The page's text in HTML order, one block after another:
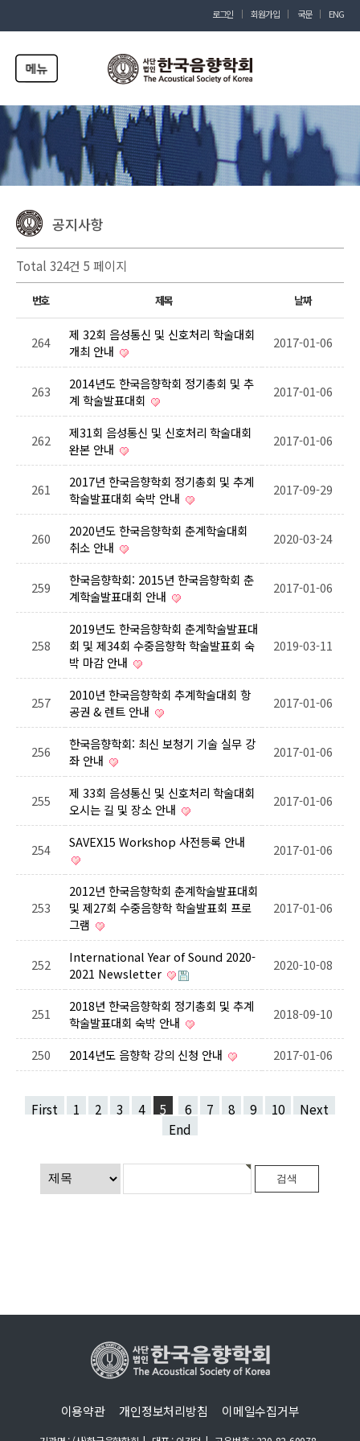
로그인 회원가입 국문 ENG
공지사항
Total 324건 5 페이지
번호 제목 날짜
264
제 32회 음성통신 및 신호처리 학술대회
개최 안내
2017-01-06
263
2014년도 한국음향학회 정기총회 및 추
계 학술발표대회
2017-01-06
262
제31회 음성통신 및 신호처리 학술대회
완본 안내
2017-01-06
261
2017년 한국음향학회 정기총회 및 추계
학술발표대회 숙박 안내
2017-09-29
260
2020년도 한국음향학회 춘계학술대회
취소 안내
2020-03-24
259
한국음향학회: 2015년 한국음향학회 춘
계학술발표대회 안내
2017-01-06
258
2019년도 한국음향학회 춘계학술발표대
회 및 제34회 수중음향학 학술발표회 숙
박 마감 안내
2019-03-11
257
2010년 한국음향학회 추계학술대회 항
공권 & 렌트 안내
2017-01-06
256
한국음향학회: 최신 보청기 기술 실무 강
좌 안내
2017-01-06
255
제 33회 음성통신 및 신호처리 학술대회
오시는 길 및 장소 안내
2017-01-06
254 SAVEX15 Workshop 사전등록 안내 2017-01-06
253
2012년 한국음향학회 춘계학술발표대회
및 제27회 수중음향학 학술발표회 프로
그램
2017-01-06
252
International Year of Sound 2020-
2021 Newsletter
2020-10-08
251
2018년 한국음향학회 정기총회 및 추계
학술발표대회 숙박 안내
2018-09-10
250 2014년도 음향학 강의 신청 안내 2017-01-06
First 1 2 3 4 5 6 7 8 9 10
Next
End
이용약관 개인정보처리방침 이메일수집거부